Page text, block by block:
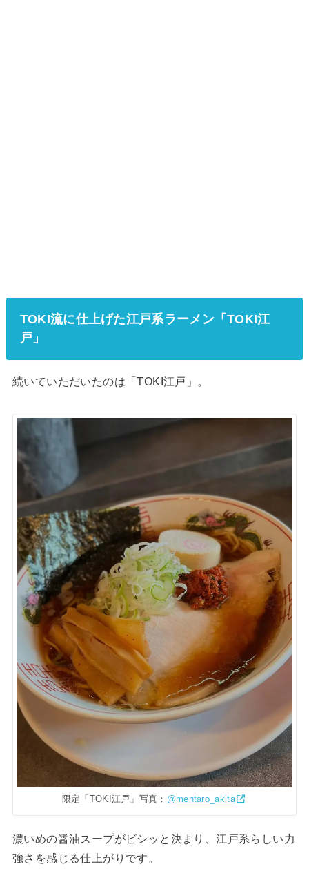
TOKI流に仕上げた江戸系ラーメン「TOKI江
戸」
続いていただいたのは「TOKI江戸」。
限定「TOKI江戸」写真： @mentaro_akita
濃いめの醤油スープがビシッと決まり、江戸系らしい力
強さを感じる仕上がりです。